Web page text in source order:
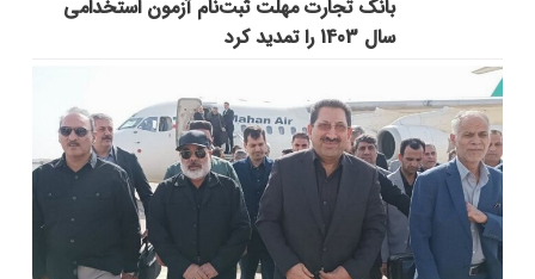
بانک تجارت مهلت ثبت‌نام آزمون استخدامی
سال 1403 را تمدید کرد